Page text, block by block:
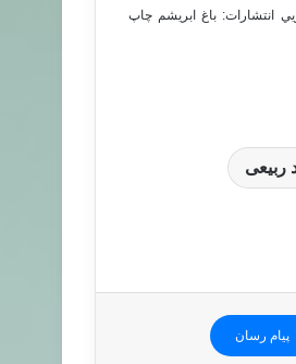
انتشارات: باغ ابريشم چاپ
ربیعی
پیام رسان